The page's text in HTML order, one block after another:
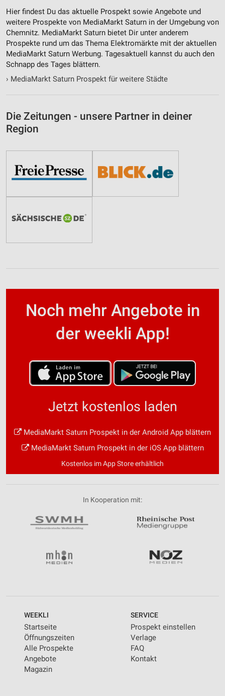
Hier findest Du das aktuelle Prospekt sowie Angebote und
weitere Prospekte von MediaMarkt Saturn in der Umgebung von
Chemnitz. MediaMarkt Saturn bietet Dir unter anderem
Prospekte rund um das Thema Elektromärkte mit der aktuellen
MediaMarkt Saturn Werbung. Tagesaktuell kannst du auch den
Schnapp des Tages blättern.
› MediaMarkt Saturn Prospekt für weitere Städte
Die Zeitungen - unsere Partner in deiner
Region
Noch mehr Angebote in
der weekli App!
Jetzt kostenlos laden
MediaMarkt Saturn Prospekt in der Android App blättern
MediaMarkt Saturn Prospekt in der iOS App blättern
Kostenlos im App Store erhältlich
In Kooperation mit:
WEEKLI
Startseite
Öffnungszeiten
Alle Prospekte
Angebote
Magazin
SERVICE
Prospekt einstellen
Verlage
FAQ
Kontakt
Notwendig
Performance
Funktional
Werbung